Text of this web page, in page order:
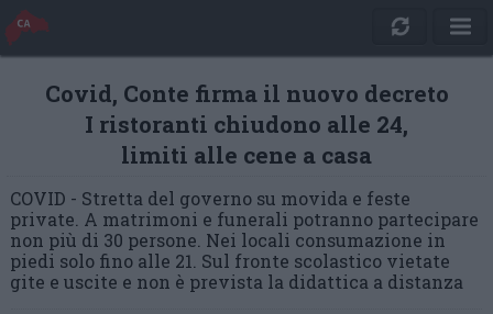
Covid, Conte firma il nuovo decreto
I ristoranti chiudono alle 24,
limiti alle cene a casa
COVID - Stretta del governo su movida e feste
private. A matrimoni e funerali potranno partecipare
non più di 30 persone. Nei locali consumazione in
piedi solo fino alle 21. Sul fronte scolastico vietate
gite e uscite e non è prevista la didattica a distanza